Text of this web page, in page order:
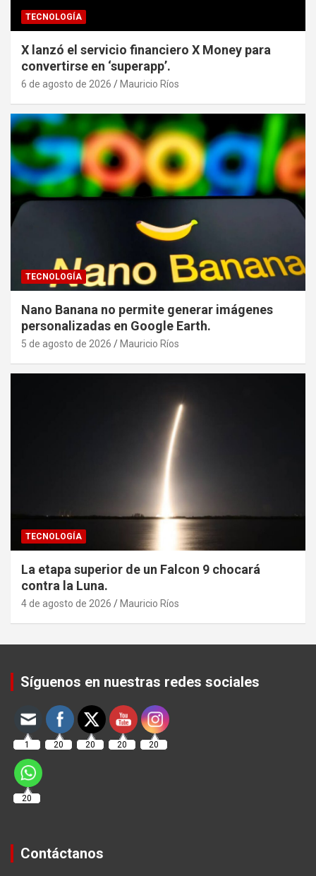
TECNOLOGÍA
X lanzó el servicio financiero X Money para
convertirse en ‘superapp’.
6 de agosto de 2026 Mauricio Ríos
TECNOLOGÍA
Nano Banana no permite generar imágenes
personalizadas en Google Earth.
5 de agosto de 2026 Mauricio Ríos
TECNOLOGÍA
La etapa superior de un Falcon 9 chocará
contra la Luna.
4 de agosto de 2026 Mauricio Ríos
Síguenos en nuestras redes sociales
1 20 20 20 20
20
Contáctanos